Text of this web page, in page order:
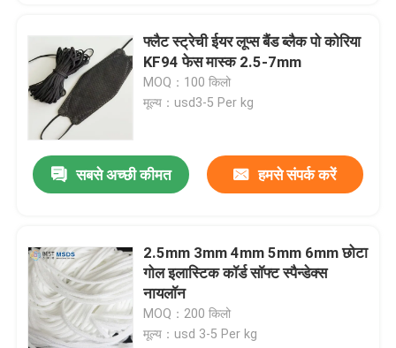
फ्लैट स्ट्रेची ईयर लूप्स बैंड ब्लैक पो कोरिया
KF94 फेस मास्क 2.5-7mm
MOQ：100 किलो
मूल्य：usd3-5 Per kg
सबसे अच्छी कीमत हमसे संपर्क करें
2.5mm 3mm 4mm 5mm 6mm छोटा
गोल इलास्टिक कॉर्ड सॉफ्ट स्पैन्डेक्स
नायलॉन
MOQ：200 किलो
मूल्य：usd 3-5 Per kg